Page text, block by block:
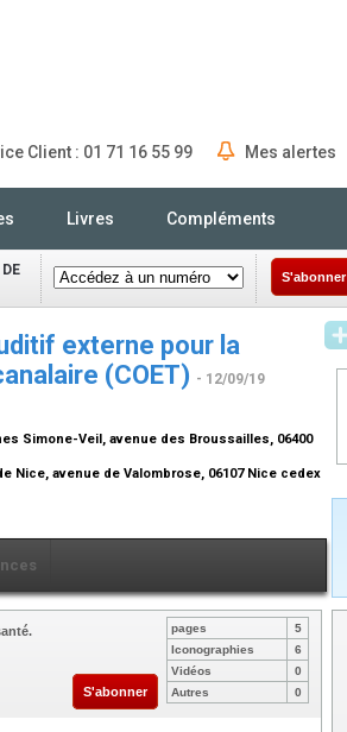
Client : 01 71 16 55 99 Mes alertes
Livres Compléments
S'abonner
externe pour la
(COET) - 12/09/19
Simone-Veil, avenue des Broussailles, 06400
avenue de Valombrose, 06107 Nice cedex
S'abonner
pages
5
Iconographies
6
Vidéos
0
Autres
0